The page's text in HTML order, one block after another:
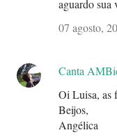
aguardo sua
07 agosto,
Canta
Oi Luisa, as
Beijos,
Angélica